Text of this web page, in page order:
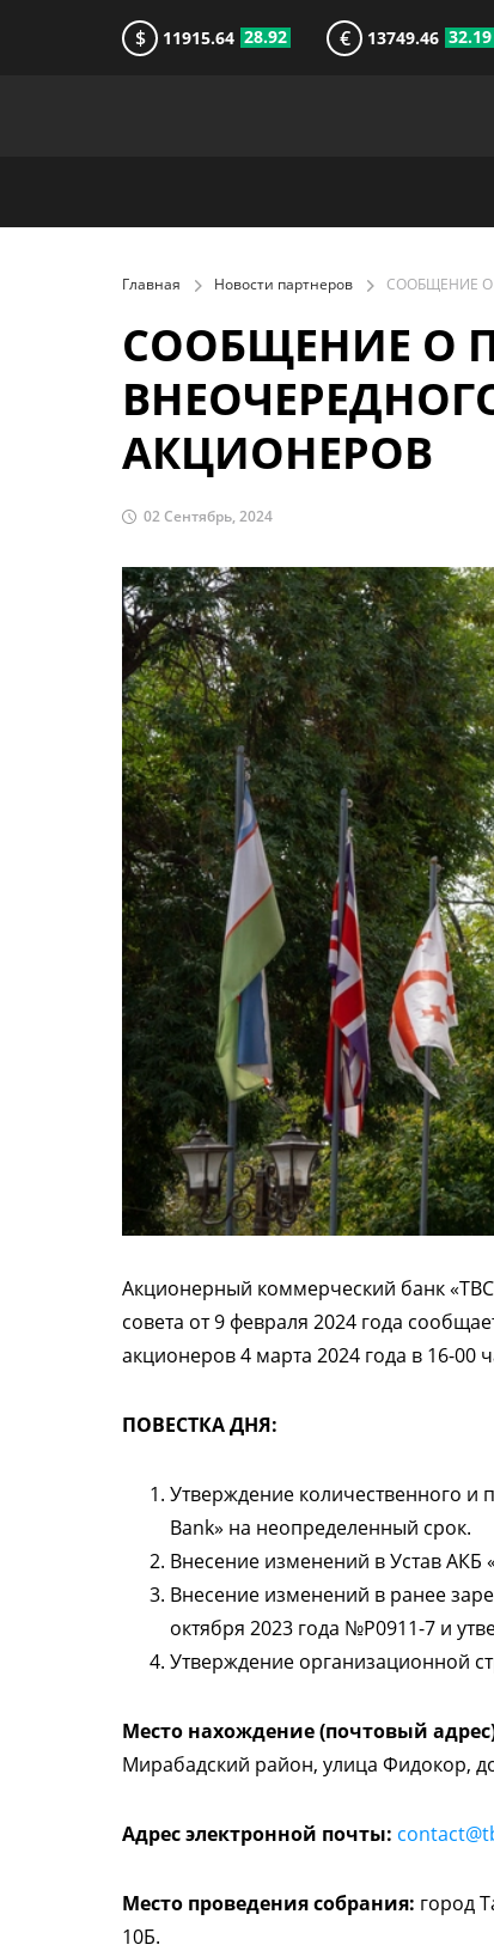
$ 11915.64 28.92 € 13749.46 32.19
Главная Новости партнеров
СООБЩЕНИЕ О
АКЦИОНЕРОВ
02 Сентябрь, 2024
Акционерный коммерческий банк
совета от 9 февраля 2024 года
акционеров 4 марта 2024 года в 16-00
ПОВЕСТКА ДНЯ:
Утверждение количественного и
Bank» на неопределенный срок.
Внесение изменений в Устав АКБ
Внесение изменений в ранее
октября 2023 года №Р0911-7 и
Утверждение организационной
Место нахождение (почтовый
Мирабадский район, улица Фидокор,
Адрес электронной почты:
Место проведения собрания: город
10Б.